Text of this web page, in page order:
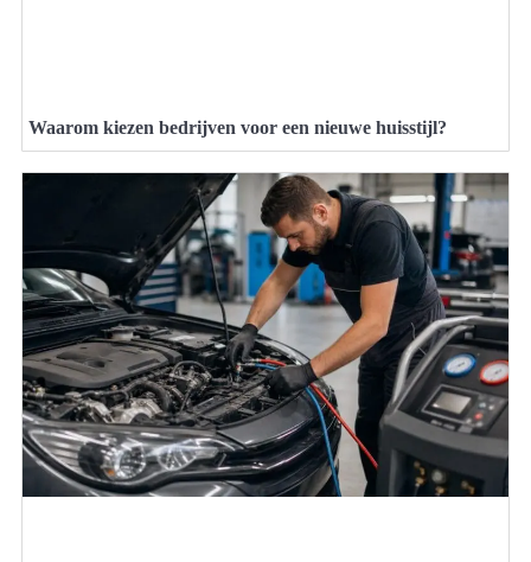
Waarom kiezen bedrijven voor een nieuwe huisstijl?